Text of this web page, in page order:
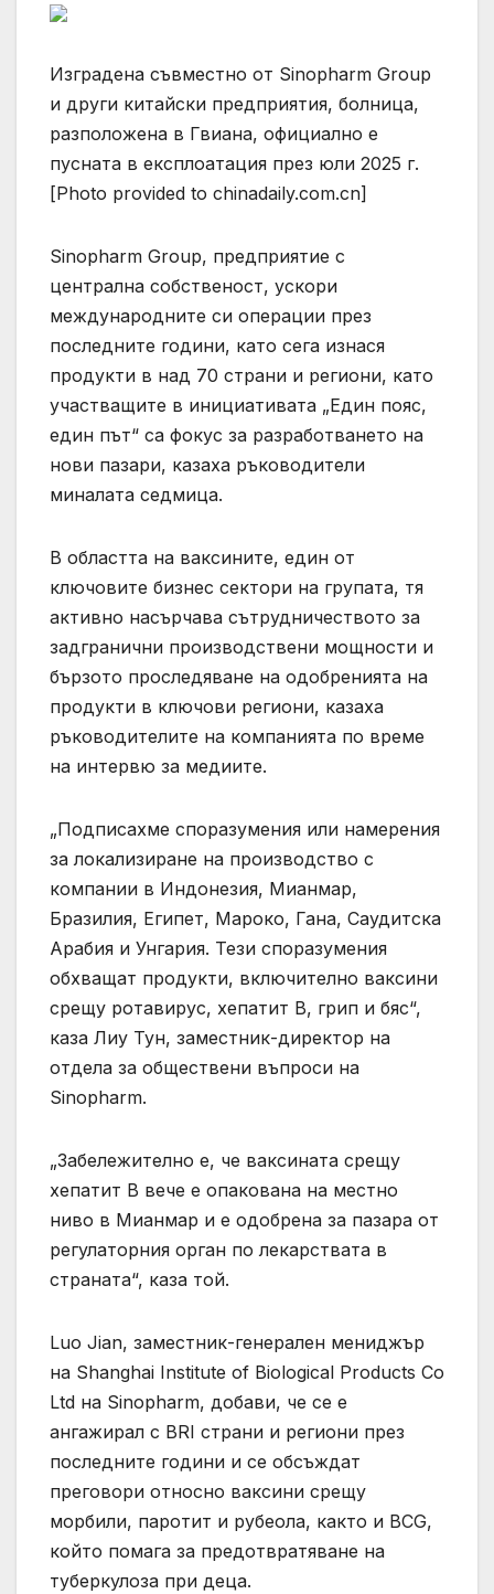
Изградена съвместно от Sinopharm Group
и други китайски предприятия, болница,
разположена в Гвиана, официално е
пусната в експлоатация през юли 2025 г.
[Photo provided to chinadaily.com.cn]
Sinopharm Group, предприятие с
централна собственост, ускори
международните си операции през
последните години, като сега изнася
продукти в над 70 страни и региони, като
участващите в инициативата „Един пояс,
един път“ са фокус за разработването на
нови пазари, казаха ръководители
миналата седмица.
В областта на ваксините, един от
ключовите бизнес сектори на групата, тя
активно насърчава сътрудничеството за
задгранични производствени мощности и
бързото проследяване на одобренията на
продукти в ключови региони, казаха
ръководителите на компанията по време
на интервю за медиите.
„Подписахме споразумения или намерения
за локализиране на производство с
компании в Индонезия, Мианмар,
Бразилия, Египет, Мароко, Гана, Саудитска
Арабия и Унгария. Тези споразумения
обхващат продукти, включително ваксини
срещу ротавирус, хепатит В, грип и бяс“,
каза Лиу Тун, заместник-директор на
отдела за обществени въпроси на
Sinopharm.
„Забележително е, че ваксината срещу
хепатит B вече е опакована на местно
ниво в Мианмар и е одобрена за пазара от
регулаторния орган по лекарствата в
страната“, каза той.
Luo Jian, заместник-генерален мениджър
на Shanghai Institute of Biological Products Co
Ltd на Sinopharm, добави, че се е
ангажирал с BRI страни и региони през
последните години и се обсъждат
преговори относно ваксини срещу
морбили, паротит и рубеола, както и BCG,
който помага за предотвратяване на
туберкулоза при деца.